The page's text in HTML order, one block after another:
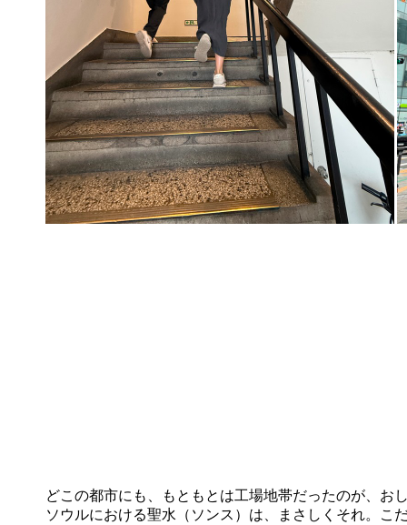
どこの都市にも、もともとは工場地帯だったのが、お
ソウルにおける聖水（ソンス）は、まさしくそれ。こ